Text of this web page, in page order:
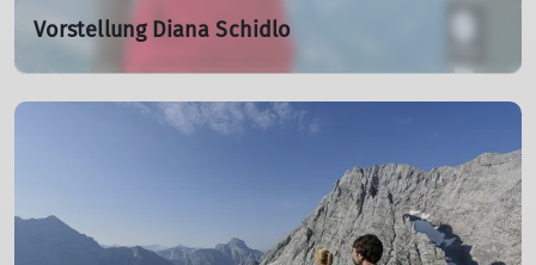
Vorstellung Diana Schidlo
02.11.2025